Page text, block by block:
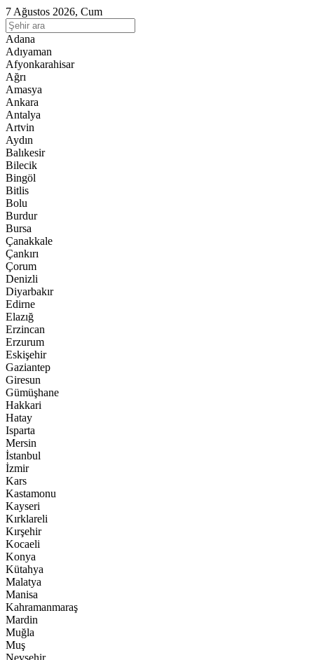
7 Ağustos 2026, Cum
Adana
Adıyaman
Afyonkarahisar
Ağrı
Amasya
Ankara
Antalya
Artvin
Aydın
Balıkesir
Bilecik
Bingöl
Bitlis
Bolu
Burdur
Bursa
Çanakkale
Çankırı
Çorum
Denizli
Diyarbakır
Edirne
Elazığ
Erzincan
Erzurum
Eskişehir
Gaziantep
Giresun
Gümüşhane
Hakkari
Hatay
Isparta
Mersin
İstanbul
İzmir
Kars
Kastamonu
Kayseri
Kırklareli
Kırşehir
Kocaeli
Konya
Kütahya
Malatya
Manisa
Kahramanmaraş
Mardin
Muğla
Muş
Nevşehir